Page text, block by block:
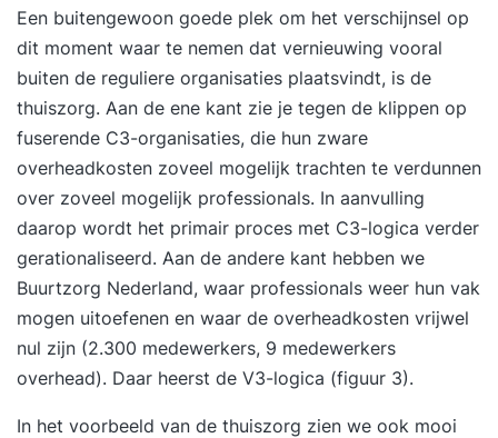
Een buitengewoon goede plek om het verschijnsel op
dit moment waar te nemen dat vernieuwing vooral
buiten de reguliere organisaties plaatsvindt, is de
thuiszorg. Aan de ene kant zie je tegen de klippen op
fuserende C3-organisaties, die hun zware
overheadkosten zoveel mogelijk trachten te verdunnen
over zoveel mogelijk professionals. In aanvulling
daarop wordt het primair proces met C3-logica verder
gerationaliseerd. Aan de andere kant hebben we
Buurtzorg Nederland, waar professionals weer hun vak
mogen uitoefenen en waar de overheadkosten vrijwel
nul zijn (2.300 medewerkers, 9 medewerkers
overhead). Daar heerst de V3-logica (figuur 3).
In het voorbeeld van de thuiszorg zien we ook mooi